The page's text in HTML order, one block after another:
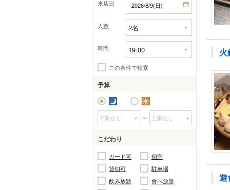
火
遊
来店日
人数
時間
この条件で検索
予算
夜 昼
～
こだわり
カード可
個室
貸切可
駐車場
飲み放題
食べ放題